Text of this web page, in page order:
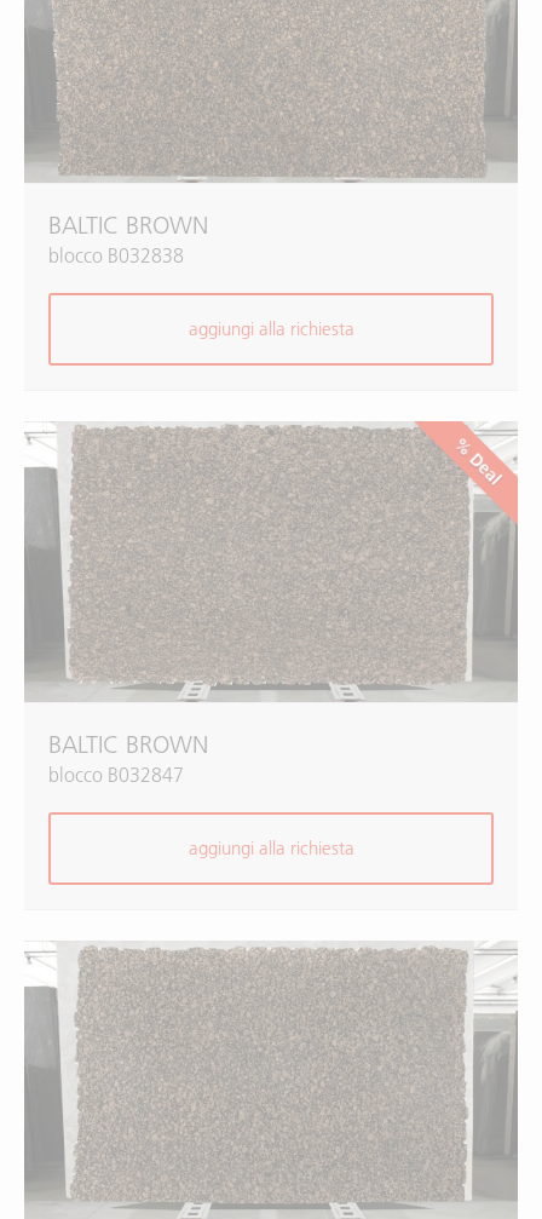
BALTIC BROWN
blocco B032838
aggiungi alla richiesta
% Deal
BALTIC BROWN
blocco B032847
aggiungi alla richiesta